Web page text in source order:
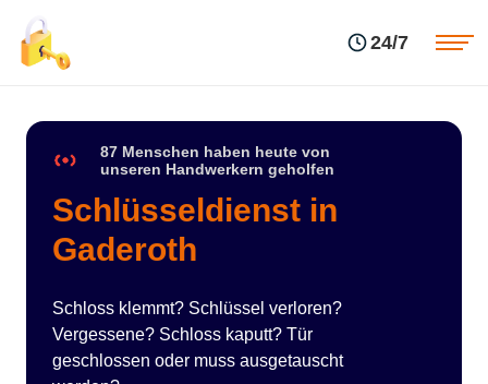
24/7
87 Menschen haben heute von
unseren Handwerkern geholfen
Schlüsseldienst in
Gaderoth
Schloss klemmt? Schlüssel verloren?
Vergessene? Schloss kaputt? Tür
geschlossen oder muss ausgetauscht